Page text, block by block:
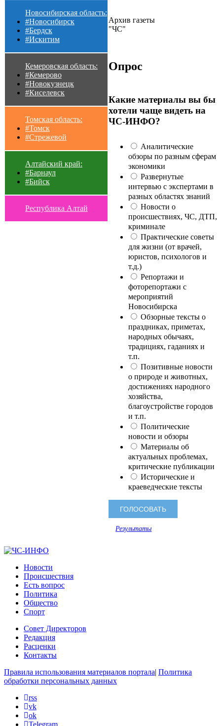
Новосибирская область:
#Новосибирск
#Бердск
#Искитим
Кемеровская область:
#Кемерово
#Новокузнецк
#Киселевск
Томская область:
#Томск
#Стрежевой
Алтайский край:
#Барнаул
#Бийск
Республика Алтай
Архив газеты
"ЧС"
Опрос
Какие материалы вы бы
хотели чаще видеть на
ЧС-ИНФО?
Аналитические
обзоры по разным сферам
экономики
Развернутые
интервью с экспертами в
разных областях знаний
Новости о
происшествиях, ЧС, ДТП,
криминале
Практические советы
для жизни (от врачей,
юристов, психологов и
т.д.)
Репортажи и
фоторепортажи с
мероприятий
Новосибирска
Обзорные тексты о
праздниках, приметах,
народных обычаях,
традициях, гаданиях и
т.п.
Позитивные новости
о природе и животных,
достижениях народного
хозяйства,
благоустройстве городов
и т.п.
Политические
новости и обзоры
Материалы об
актуальных проблемах,
критические публикации
Исторические и
краеведческие тексты
Результаты
Новости
Происшествия
Есть вопрос
Политика
Общество
Спорт
Совет Директоров
Редакция
Расценки
Контакты
Правила использования материалов портала| Политика
обработки персональных данных
rss
vk
ok